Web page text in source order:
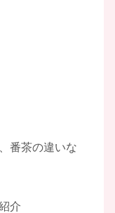
番茶の違いな
介